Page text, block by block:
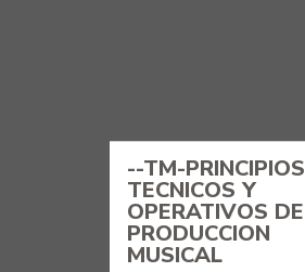
--TM-PRINCIPIOS
TECNICOS Y
OPERATIVOS DE
PRODUCCION
MUSICAL